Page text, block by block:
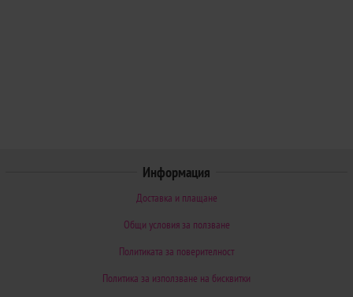
Информация
Доставка и плащане
Общи условия за ползване
Политиката за поверителност
Политика за използване на бисквитки